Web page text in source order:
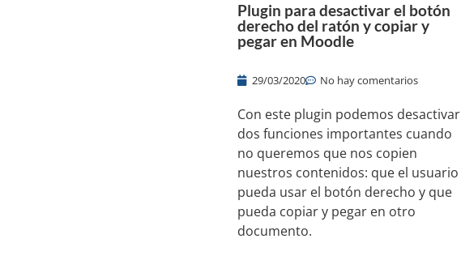
Plugin para desactivar el botón
derecho del ratón y copiar y
pegar en Moodle
29/03/2020 No hay comentarios
Con este plugin podemos desactivar
dos funciones importantes cuando
no queremos que nos copien
nuestros contenidos: que el usuario
pueda usar el botón derecho y que
pueda copiar y pegar en otro
documento.